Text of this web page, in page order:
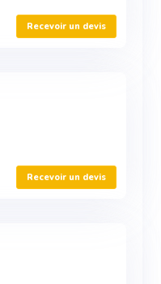
Recevoir un devis
Recevoir un devis